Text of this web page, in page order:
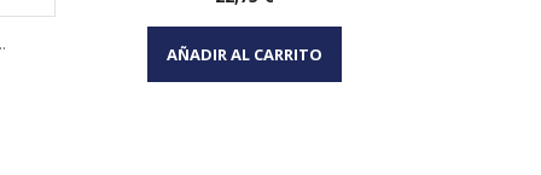
Vista rápida
AÑADIR AL CARRITO